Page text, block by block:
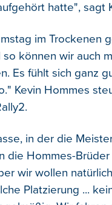
hatte", sagt
im Trockenen
so können wir auch
Es fühlt sich ganz
Kevin Hommes
in der die
die Hommes-
wir wollen
Platzierung ...